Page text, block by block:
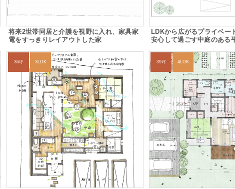
将来2世帯同居と介護を視野に入れ、家具家
電をすっきりレイアウトした家
LDKから広がるプライベー
安心して過ごす中庭のある
36坪 3LDK 39坪 4LDK